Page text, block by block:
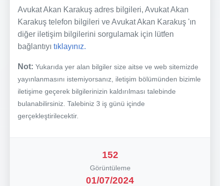
Avukat Akan Karakuş adres bilgileri, Avukat Akan
Karakuş telefon bilgileri ve Avukat Akan Karakuş 'ın
diğer iletişim bilgilerini sorgulamak için lütfen
bağlantıyı tıklayınız.
Not: Yukarıda yer alan bilgiler size aitse ve web sitemizde
yayınlanmasını istemiyorsanız, iletişim bölümünden bizimle
iletişime geçerek bilgilerinizin kaldırılması talebinde
bulanabilirsiniz. Talebiniz 3 iş günü içinde
gerçekleştirilecektir.
152
Görüntüleme
01/07/2024